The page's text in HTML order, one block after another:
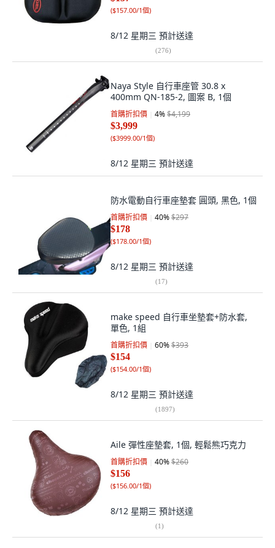
($157.00/1個)
8/12 星期三 預計送達
(276)
Naya Style 自行車座管 30.8 x
400mm QN-185-2, 圖案 B, 1個
首購折扣價 4%$4,199
$3,999
($3999.00/1個)
8/12 星期三 預計送達
防水電動自行車座墊套 圓頭, 黑色, 1個
首購折扣價 40%$297
$178
($178.00/1個)
8/12 星期三 預計送達
(17)
make speed 自行車坐墊套+防水套,
單色, 1組
首購折扣價 60%$393
$154
($154.00/1個)
8/12 星期三 預計送達
(1897)
Aile 彈性座墊套, 1個, 輕鬆熊巧克力
首購折扣價 40%$260
$156
($156.00/1個)
8/12 星期三 預計送達
(1)